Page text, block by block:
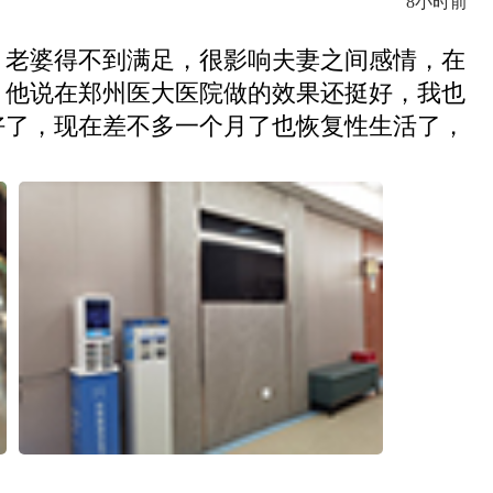
婆得不到满足，很影响夫妻之间感情，在
说在郑州医大医院做的效果还挺好，我也
，现在差不多一个月了也恢复性生活了，